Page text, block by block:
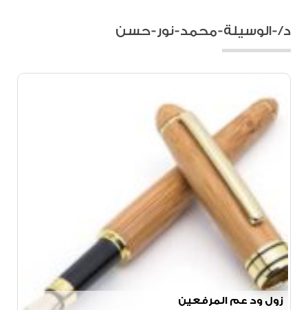
د/-الوسيلة-محمد-نور-حسن
زول ود عم المرفعين